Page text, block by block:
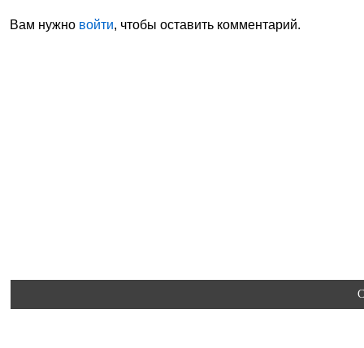
Вам нужно войти, чтобы оставить комментарий.